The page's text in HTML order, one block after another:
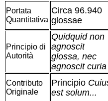
Portata
Quantitativa
Circa 96.940
glossae
Principio di
Autorità
Quidquid non
agnoscit
glossa, nec
agnoscit curia
Contributo
Originale
Principio
est solum...